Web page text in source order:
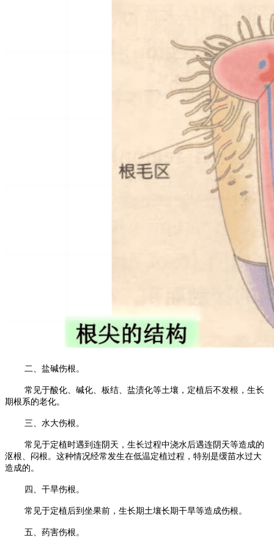
二、盐碱伤根。
常见于酸化、碱化、板结、盐渍化等土壤，定植后不发根，生长
期根系的老化。
三、水大伤根。
常见于定植时遇到连阴天，生长过程中浇水后遇连阴天等造成的
沤根、闷根。这种情况经常发生在低温定植过程，特别是缓苗水过大
造成的。
四、干旱伤根。
常见于定植后到坐果前，生长期土壤长期干旱等造成伤根。
五、药害伤根。